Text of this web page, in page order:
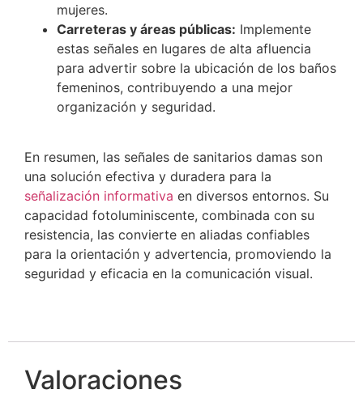
mujeres.
Carreteras y áreas públicas: Implemente
estas señales en lugares de alta afluencia
para advertir sobre la ubicación de los baños
femeninos, contribuyendo a una mejor
organización y seguridad.
En resumen, las señales de sanitarios damas son
una solución efectiva y duradera para la
señalización informativa en diversos entornos. Su
capacidad fotoluminiscente, combinada con su
resistencia, las convierte en aliadas confiables
para la orientación y advertencia, promoviendo la
seguridad y eficacia en la comunicación visual.
Valoraciones